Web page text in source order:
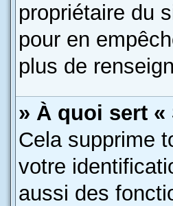
propriétaire du
pour en
plus de
» À quoi sert
Cela supprime
votre
aussi des